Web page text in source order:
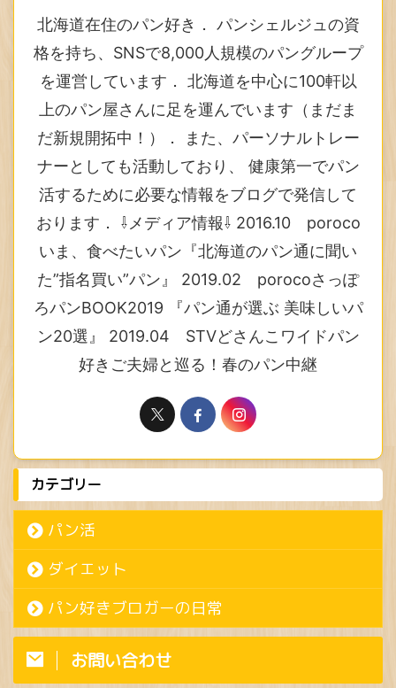
北海道在住のパン好き． パンシェルジュの資
格を持ち、SNSで8,000人規模のパングループ
を運営しています． 北海道を中心に100軒以
上のパン屋さんに足を運んでいます（まだま
だ新規開拓中！）． また、パーソナルトレー
ナーとしても活動しており、 健康第一でパン
活するために必要な情報をブログで発信して
おります． ⇩メディア情報⇩ 2016.10 poroco
いま、食べたいパン『北海道のパン通に聞い
た”指名買い”パン』 2019.02 porocoさっぽ
ろパンBOOK2019 『パン通が選ぶ 美味しいパ
ン20選』 2019.04 STVどさんこワイドパン
好きご夫婦と巡る！春のパン中継
カテゴリー
パン活
ダイエット
パン好きブロガーの日常
お問い合わせ